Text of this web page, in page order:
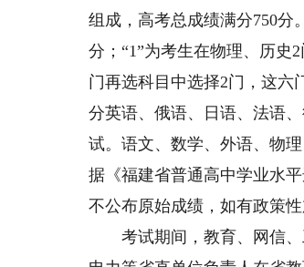
组成，高考总成绩满分750分
分；“1”为考生在物理、历史
门再选科目中选择2门，这六
分英语、俄语、日语、法语
试。语文、数学、外语、物
据《福建省普通高中学业水
不公布原始成绩，如有政策
考试期间，教育、网信、